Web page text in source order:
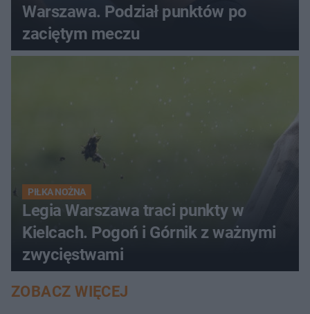
Warszawa. Podział punktów po
zaciętym meczu
PIŁKA NOŻNA
Legia Warszawa traci punkty w
Kielcach. Pogoń i Górnik z ważnymi
zwycięstwami
ZOBACZ WIĘCEJ